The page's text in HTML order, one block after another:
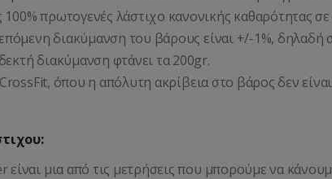
100% πρωτογενές λάστιχο κανονικής καθαρότητας
διακύμανση του βάρους είναι +/-1%, δηλαδή
διακύμανση φτάνει τα 200gr.
CrossFit, όπου η απόλυτη ακρίβεια στο βάρος δεν
μια από τις μετρήσεις που μπορούμε να